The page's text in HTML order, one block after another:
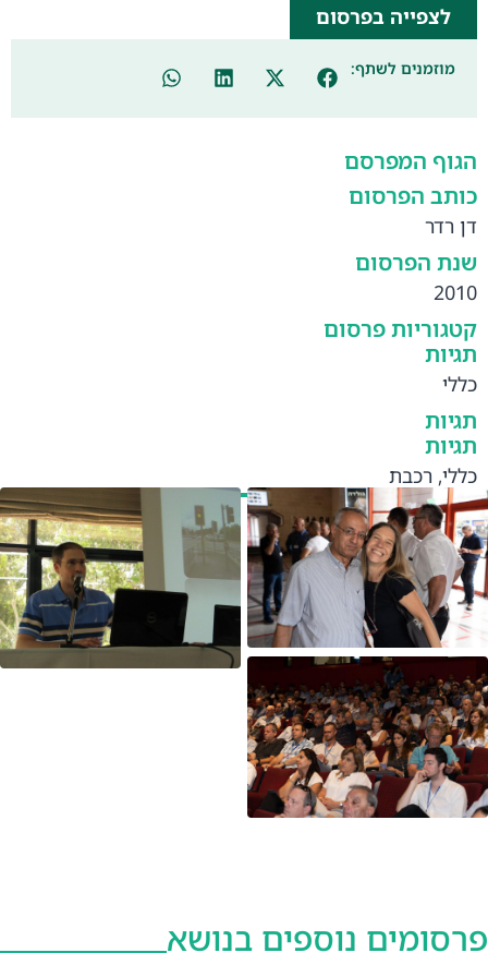
לצפייה בפרסום
מוזמנים לשתף:
הגוף המפרסם
כותב הפרסום
דן רדר
שנת הפרסום
2010
קטגוריות פרסום
תגיות
כללי
תגיות
תגיות
כללי, רכבת
פרסומים נוספים בנושא